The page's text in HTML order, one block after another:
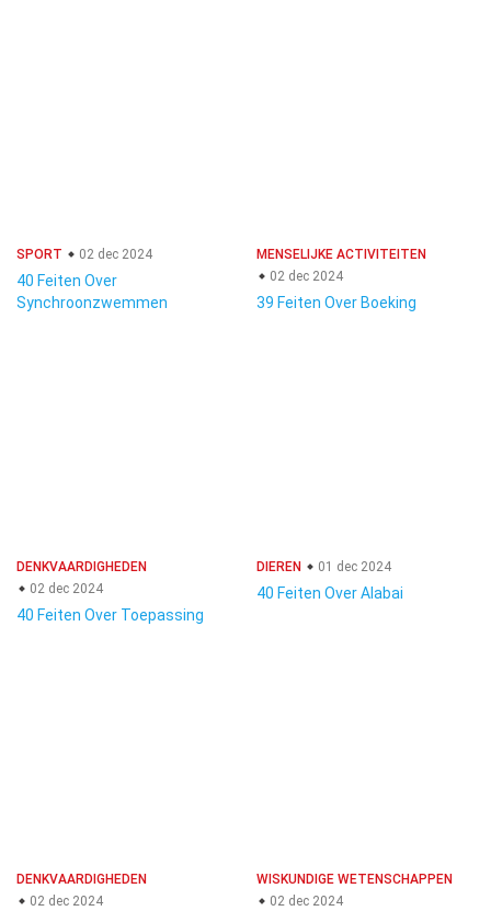
SPORT 02 dec 2024
40 Feiten Over
Synchroonzwemmen
MENSELIJKE ACTIVITEITEN
02 dec 2024
39 Feiten Over Boeking
DENKVAARDIGHEDEN
02 dec 2024
40 Feiten Over Toepassing
DIEREN 01 dec 2024
40 Feiten Over Alabai
DENKVAARDIGHEDEN
02 dec 2024
WISKUNDIGE WETENSCHAPPEN
02 dec 2024